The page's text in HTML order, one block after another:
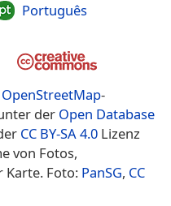
Português
OpenStreetMap-
der Open Database
CC BY-SA 4.0 Lizenz
von Fotos,
Karte. Foto: PanSG, CC